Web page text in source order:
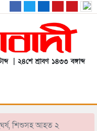
| ২৪শে শ্রাবণ ১৪৩৩ বঙ্গাব্দ
শিশুসহ আহত ২